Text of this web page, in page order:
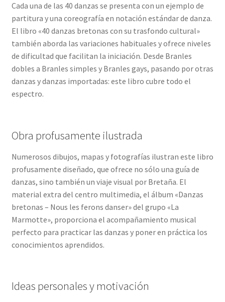
Cada una de las 40 danzas se presenta con un ejemplo de
partitura y una coreografía en notación estándar de danza.
El libro «40 danzas bretonas con su trasfondo cultural»
también aborda las variaciones habituales y ofrece niveles
de dificultad que facilitan la iniciación. Desde Branles
dobles a Branles simples y Branles gays, pasando por otras
danzas y danzas importadas: este libro cubre todo el
espectro.
Obra profusamente ilustrada
Numerosos dibujos, mapas y fotografías ilustran este libro
profusamente diseñado, que ofrece no sólo una guía de
danzas, sino también un viaje visual por Bretaña. El
material extra del centro multimedia, el álbum «Danzas
bretonas – Nous les ferons danser» del grupo «La
Marmotte», proporciona el acompañamiento musical
perfecto para practicar las danzas y poner en práctica los
conocimientos aprendidos.
Ideas personales y motivación